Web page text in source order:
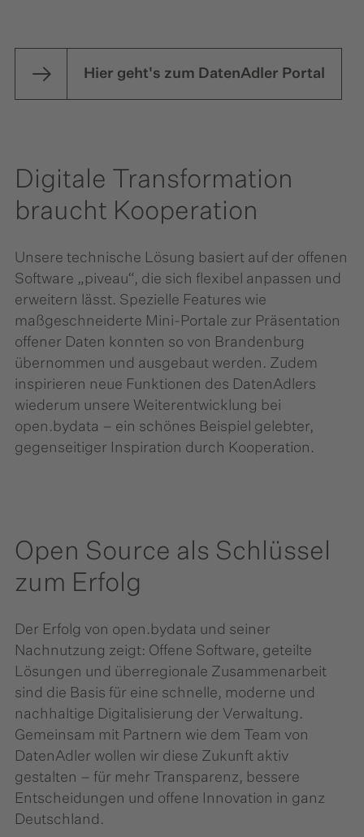
Hier geht's zum DatenAdler Portal
Digitale Transformation
braucht Kooperation
Unsere technische Lösung basiert auf der offenen
Software „piveau“, die sich flexibel anpassen und
erweitern lässt. Spezielle Features wie
maßgeschneiderte Mini-Portale zur Präsentation
offener Daten konnten so von Brandenburg
übernommen und ausgebaut werden. Zudem
inspirieren neue Funktionen des DatenAdlers
wiederum unsere Weiterentwicklung bei
open.bydata – ein schönes Beispiel gelebter,
gegenseitiger Inspiration durch Kooperation.
Open Source als Schlüssel
zum Erfolg
Der Erfolg von open.bydata und seiner
Nachnutzung zeigt: Offene Software, geteilte
Lösungen und überregionale Zusammenarbeit
sind die Basis für eine schnelle, moderne und
nachhaltige Digitalisierung der Verwaltung.
Gemeinsam mit Partnern wie dem Team von
DatenAdler wollen wir diese Zukunft aktiv
gestalten – für mehr Transparenz, bessere
Entscheidungen und offene Innovation in ganz
Deutschland.